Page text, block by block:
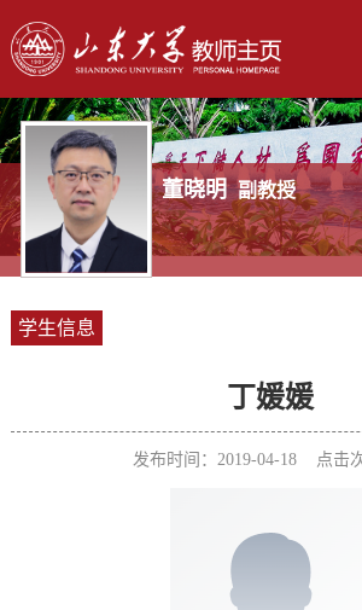
董晓明 副教授
学生信息
丁媛媛
发布时间：2019-04-18 点击次